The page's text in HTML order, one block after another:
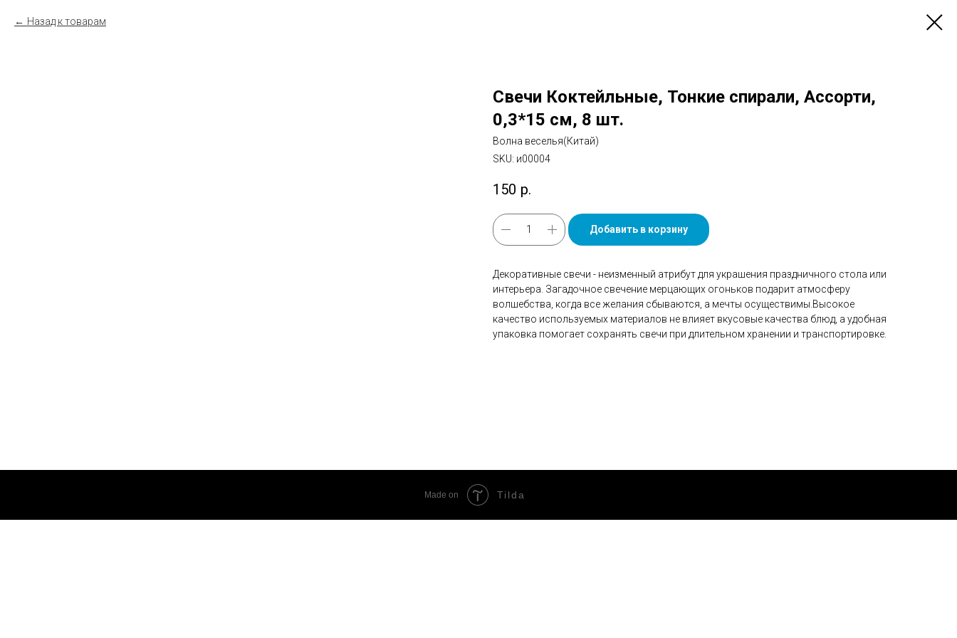
Назад к товарам
Свечи Коктейльные, Тонкие спирали, Ассорти,
0,3*15 см, 8 шт.
Волна веселья(Китай)
SKU: и00004
150 р.
Добавить в корзину
Декоративные свечи - неизменный атрибут для украшения праздничного стола или
интерьера. Загадочное свечение мерцающих огоньков подарит атмосферу
волшебства, когда все желания сбываются, а мечты осуществимы.Высокое
качество используемых материалов не влияет вкусовые качества блюд, а удобная
упаковка помогает сохранять свечи при длительном хранении и транспортировке.
Made on Tilda